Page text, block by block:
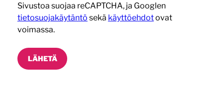
Sivustoa suojaa reCAPTCHA, ja Googlen
tietosuojakäytäntö sekä käyttöehdotovat
voimassa.